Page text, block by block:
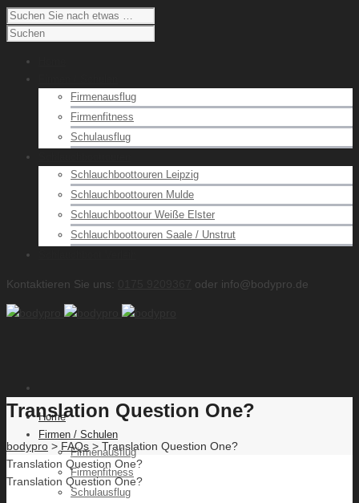
Firmenausflug
Firmenfitness
Schulausflug
Schlauchboottouren Leipzig
Schlauchboottouren Mulde
Schlauchboottour Weiße Elster
Schlauchboottouren Saale / Unstrut
Kontaktieren Sie uns: oder info@bodypro.de
Home
Firmen / Schulen
Firmenausflug
Firmenfitness
Schulausflug
Translation Question One?
bodypro > FAQs > Translation Question One?
Translation Question One?
Translation Question One?